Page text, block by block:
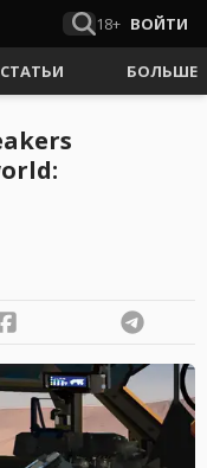
18+ ВОЙТИ
СТАТЬИ БОЛЬШЕ